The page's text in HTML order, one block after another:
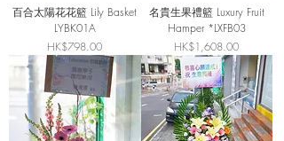
百合太陽花花籃 Lily Basket
LYBK01A
價格
HK$798.00
名貴生果禮籃 Luxury Fruit
Hamper *LXFB03
價格
HK$1,608.00